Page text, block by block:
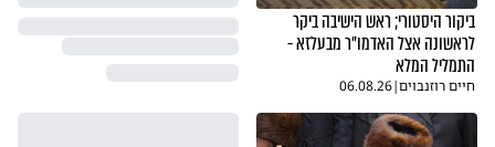
ביקור היסטורי; ראש הישיבה ביקר
לראשונה אצל האדמו"ר מבעלזא -
התמליל המלא
חיים רוזנבוים|
06.08.26